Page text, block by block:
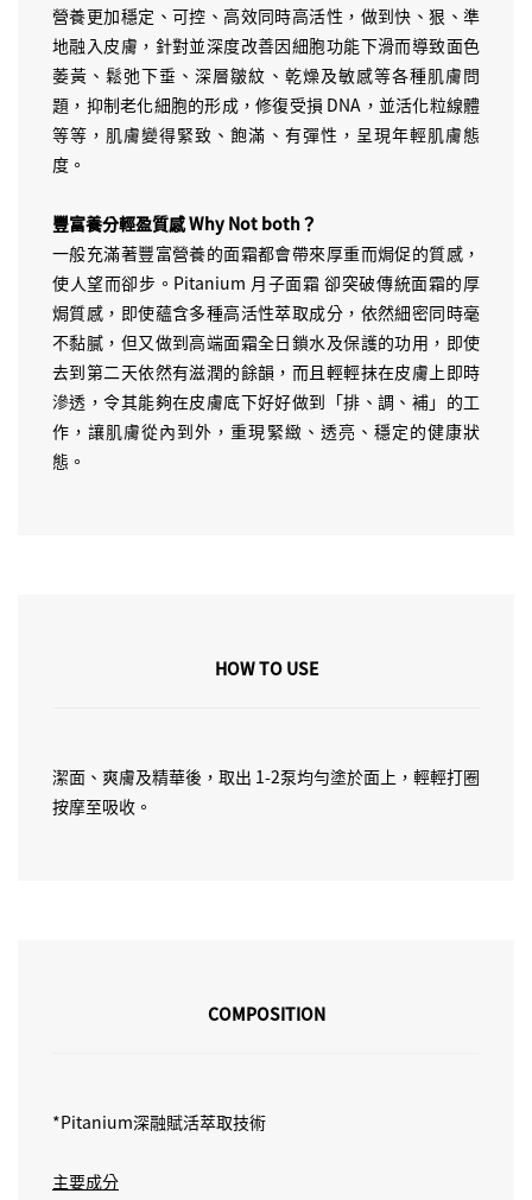
營養更加穩定、可控、高效同時高活性，做到快、狠、準
地融入皮膚，針對並深度改善因細胞功能下滑而導致面色
萎黃、鬆弛下垂、深層皺紋、乾燥及敏感等各種肌膚問
題，抑制老化細胞的形成，修復受損 DNA，並活化粒線體
等等，肌膚變得緊致、飽滿、有彈性，呈現年輕肌膚態
度。
豐富養分輕盈質感 Why Not both？
一般充滿著豐富營養的面霜都會帶來厚重而焗促的質感，
使人望而卻步。Pitanium 月子面霜 卻突破傳統面霜的厚
焗質感，即使蘊含多種高活性萃取成分，依然細密同時毫
不黏膩，但又做到高端面霜全日鎖水及保護的功用，即使
去到第二天依然有滋潤的餘韻，而且輕輕抹在皮膚上即時
滲透，令其能夠在皮膚底下好好做到「排、調、補」的工
作，讓肌膚從內到外，重現緊緻、透亮、穩定的健康狀
態。
HOW TO USE
潔面、爽膚及精華後，取出 1-2泵均勻塗於面上，輕輕打圈
按摩至吸收。
COMPOSITION
*Pitanium深融賦活萃取技術
主要成分